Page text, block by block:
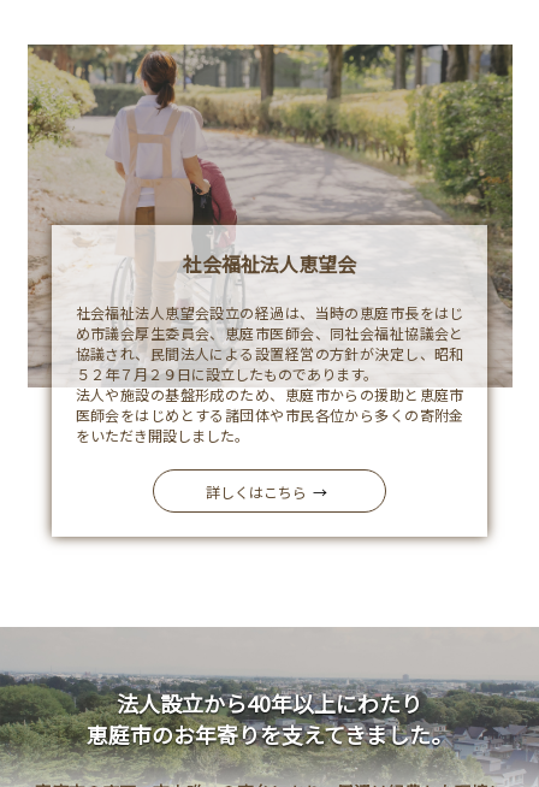
用
情
報
Recruit情
報
公
開
Publics施
設
内
- 地域密着型特別養護老人ホーム 恵望園はな
- 地域密着型特別養護老人ホーム 恵望園 心楽
- 恵庭市
こがねデイサービスセンター
社会福祉法人恵望会
社会福祉法人恵望会設立の経過は、当時の恵庭市長をはじ
め市議会厚生委員会、恵庭市医師会、同社会福祉協議会と
協議され、民間法人による設置経営の方針が決定し、昭和
５２年７月２９日に設立したものであります。
法人や施設の基盤形成のため、恵庭市からの援助と恵庭市
医師会をはじめとする諸団体や市民各位から多くの寄附金
をいただき開設しました。
詳しくはこちら →
法人設立から40年以上にわたり
恵庭市のお年寄りを支えてきました。